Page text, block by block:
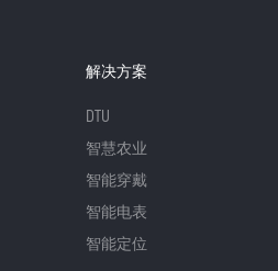
解决方案
DTU
智慧农业
智能穿戴
智能电表
智能定位